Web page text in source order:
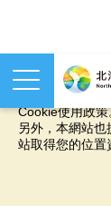
本網站使用
您提供更佳的
Cookie使用政策
另外，本網站
站取得您的位置